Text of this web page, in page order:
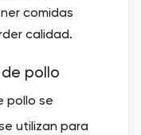
comidas
calidad.
de pollo
pollo se
utilizan para